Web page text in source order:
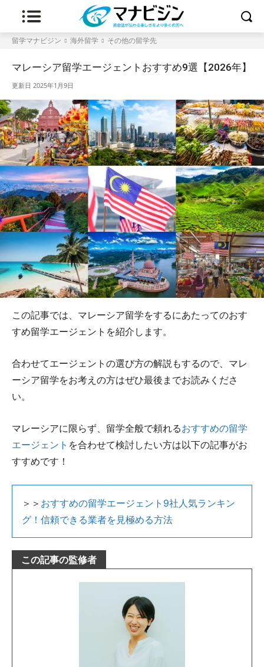
留学マナビジン 海外留学 その他の留学先
マレーシア留学エージェントおすすめ9選【2026年】
更新日 2025年1月9日
この記事では、マレーシア留学をするにあたってのおす
すめ留学エージェントを紹介します。
合わせてエージェントの選び方の解説もするので、マレ
ーシア留学をお考えの方はぜひ最後までお読みくださ
い。
マレーシアに限らず、留学全般で頼れるおすすめの留学
エージェント を合わせて検討したい方は以下の記事がお
すすめです！
＞＞ おすすめの留学エージェント9社人気ランキン
グ！信頼できる業者を見極める方法
この記事の監修者